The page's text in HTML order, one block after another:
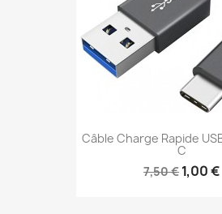
Câble Charge Rapide
C
7,50 € 1,00 €